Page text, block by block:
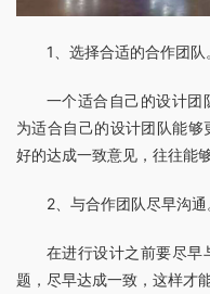
1、选择合适的合作团队
一个适合自己的设计团
为适合自己的设计团队能
好的达成一致意见，往往能
2、与合作团队尽早沟通
在进行设计之前要尽早
题，尽早达成一致，这样才